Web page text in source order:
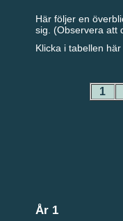
Här följer en
sig. (Observera att
Klicka i tabellen
1
År 1